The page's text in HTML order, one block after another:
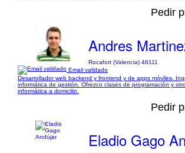
Pedir
Andres
Rocafort (Valencia) 46111
Email validado
Desarrollador web backend y frontend y de apps móviles.
informática de gestión. Ofrezco clases de programación y
informática a domicilio.
Pedir
Eladio Gago